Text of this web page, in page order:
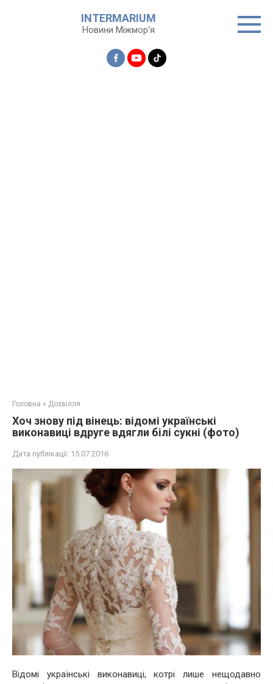
INTERMARIUM
Новини Міжмор'я
Головна » Дозвілля
Хоч знову під вінець: відомі українські
виконавиці вдруге вдягли білі сукні (фото)
Дата публікації: 15.07.2016
Відомі українські виконавиці, котрі лише нещодавно